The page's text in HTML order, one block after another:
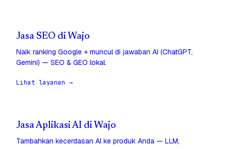
Jasa SEO di Wajo
Naik ranking Google + muncul di jawaban AI (ChatGPT,
Gemini) — SEO & GEO lokal.
Lihat layanan →
Jasa Aplikasi AI di Wajo
Tambahkan kecerdasan AI ke produk Anda — LLM,